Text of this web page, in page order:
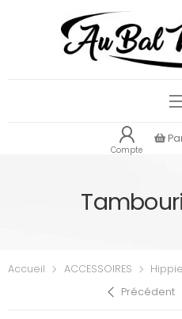
Compte
Accueil ACCESSOIRES
Précédent